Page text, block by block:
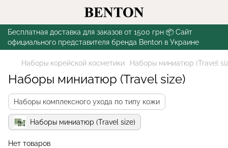
Бесплатная доставка для заказов от 1500 грн 📦 Сайт
официального представителя бренда Benton в Украине
Наборы корейской косметики Наборы миниатюр (Travel
Наборы миниатюр (Travel size)
Наборы комплексного ухода по типу кожи
Наборы миниатюр (Travel size)
Нет товаров